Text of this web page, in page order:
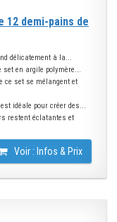
12 demi-pains de
délicatement à la...
set en argile polymère...
ce set se mélangent et
est idéale pour créer des...
restent éclatantes et
Voir : Infos & Prix